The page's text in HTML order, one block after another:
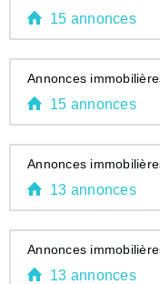
15 annonces
Annonces
15 annonces
Annonces
13 annonces
Annonces
13 annonces